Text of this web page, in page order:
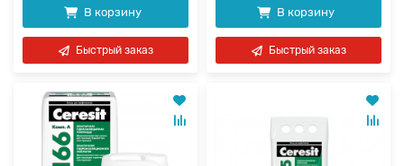
В корзину
Быстрый заказ
В корзину
Быстрый заказ